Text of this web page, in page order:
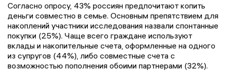
Согласно опросу, 43% россиян предпочитают копить
деньги совместно в семье. Основным препятствием для
накоплений участники исследования назвали спонтанные
покупки (25%). Чаще всего граждане используют
вклады и накопительные счета, оформленные на одного
из супругов (44%), либо совместные счета с
возможностью пополнения обоими партнерами (32%).